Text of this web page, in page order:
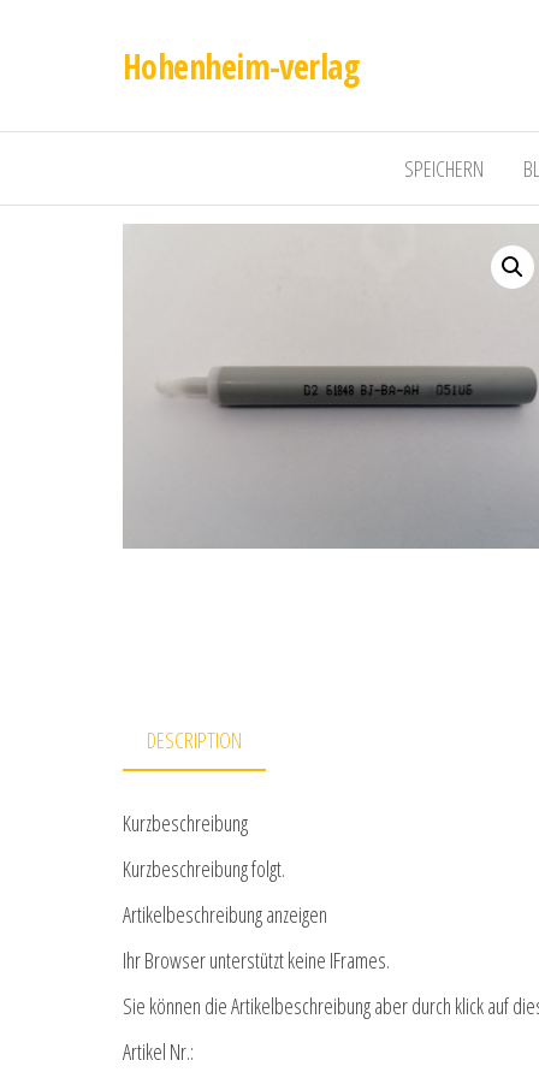
Hohenheim-verlag
SPEICHERN
DESCRIPTION
Kurzbeschreibung
Kurzbeschreibung folgt.
Artikelbeschreibung anzeigen
Ihr Browser unterstützt keine IFrames.
Sie können die Artikelbeschreibung aber durch klick auf
Artikel Nr.: